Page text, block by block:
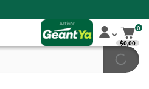
0
$0,00